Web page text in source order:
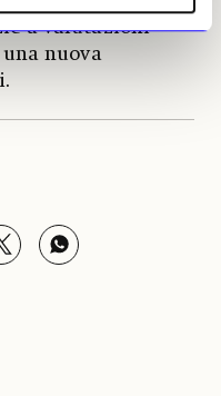
a valutazioni
nuova